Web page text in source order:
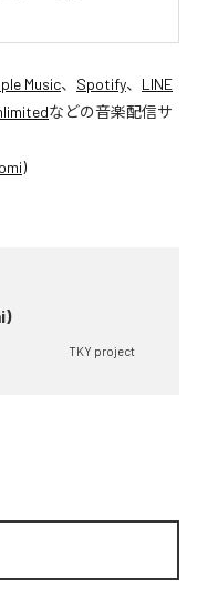
Music、 Spotify、 LINE
などの音楽配信サ
TKY project